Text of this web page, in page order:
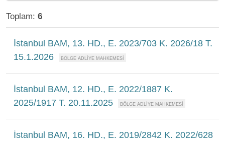
Toplam: 6
İstanbul BAM, 13. HD., E. 2023/703 K. 2026/18 T.
15.1.2026
İstanbul BAM, 12. HD., E. 2022/1887 K.
2025/1917 T. 20.11.2025
İstanbul BAM, 16. HD., E. 2019/2842 K. 2022/628